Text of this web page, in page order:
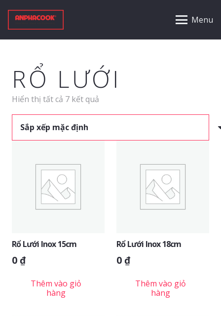
Menu
RỔ LƯỚI
Hiển thị tất cả 7 kết quả
Rổ Lưới Inox 15cm
0₫
Thêm vào giỏ
hàng
Rổ Lưới Inox 18cm
0₫
Thêm vào giỏ
hàng